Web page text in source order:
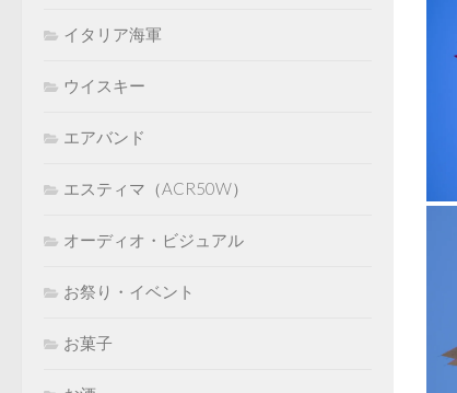
イタリア海軍
ウイスキー
エアバンド
エスティマ（ACR50W）
オーディオ・ビジュアル
お祭り・イベント
お菓子